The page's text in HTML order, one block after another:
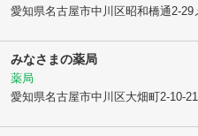
愛知県名古屋市中川区昭和橋通2-29
みなさまの薬局
薬局
愛知県名古屋市中川区大畑町2-10-